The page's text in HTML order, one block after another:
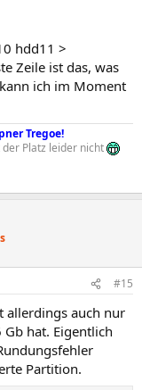
hdd11 >
Zeile ist das, was
ich im Moment
Tregoe!
Platz leider nicht
#15
allerdings auch nur
hat. Eigentlich
Partition.